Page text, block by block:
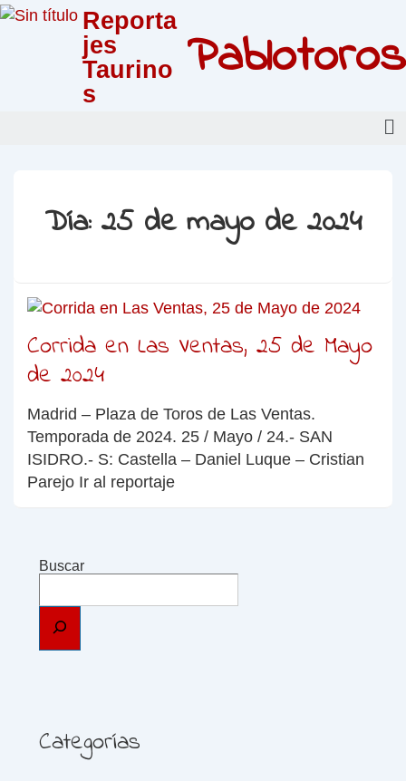
Reporta
jes
Taurino
s
Pablotoros
Día: 25 de mayo de 2024
Corrida en Las Ventas, 25 de Mayo
de 2024
Madrid – Plaza de Toros de Las Ventas.
Temporada de 2024. 25 / Mayo / 24.- SAN
ISIDRO.- S: Castella – Daniel Luque – Cristian
Parejo Ir al reportaje
Buscar
Categorías